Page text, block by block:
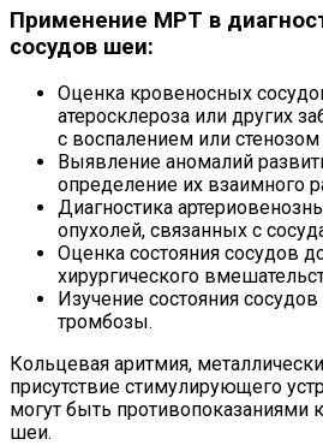
Применение МРТ в
сосудов шеи:
Оценка кровеносных
атеросклероза или других
с воспалением или стенозом
Выявление аномалий
определение их взаимного
Диагностика
опухолей, связанных с
Оценка состояния сосудов
хирургического
Изучение состояния
тромбозы.
Кольцевая аритмия,
присутствие стимулирующего
могут быть
шеи.